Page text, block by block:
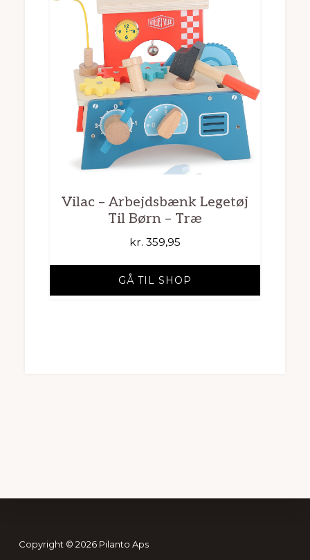
Vilac – Arbejdsbænk Legetøj
Til Børn – Træ
kr. 359,95
GÅ TIL SHOP
Footer
Copyright © 2026 Pilanto Aps